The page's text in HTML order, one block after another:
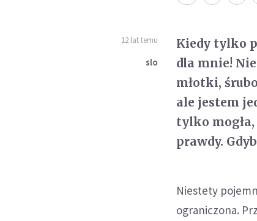
12 lat temu
slo
Kiedy tylko
dla mnie!
młotki,
ale jestem
tylko mogła,
prawdy.
Niestety
ograniczona.